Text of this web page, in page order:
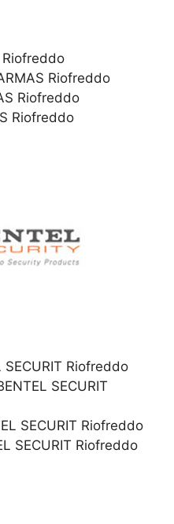
Riofreddo
Riofreddo
Riofreddo
Riofreddo
SECURIT
SECURIT Riofreddo
SECURIT Riofreddo